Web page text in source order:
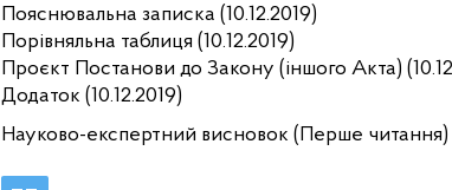
Пояснювальна записка (10.12.2019)
Порівняльна таблиця (10.12.2019)
Проєкт Постанови до Закону (іншого Акта)
Додаток (10.12.2019)
Науково-експертний висновок (Перше читання)